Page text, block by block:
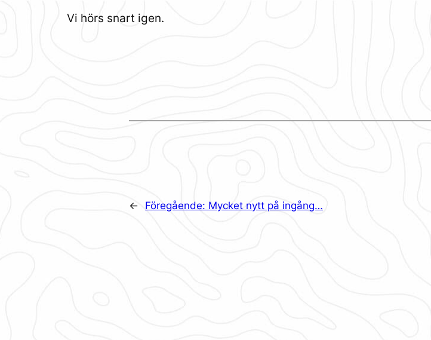
Vi hörs snart igen.
← Föregående: Mycket nytt på ingång…